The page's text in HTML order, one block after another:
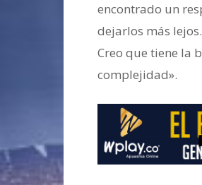
encontrado un
dejarlos más
Creo que tiene la
complejidad».